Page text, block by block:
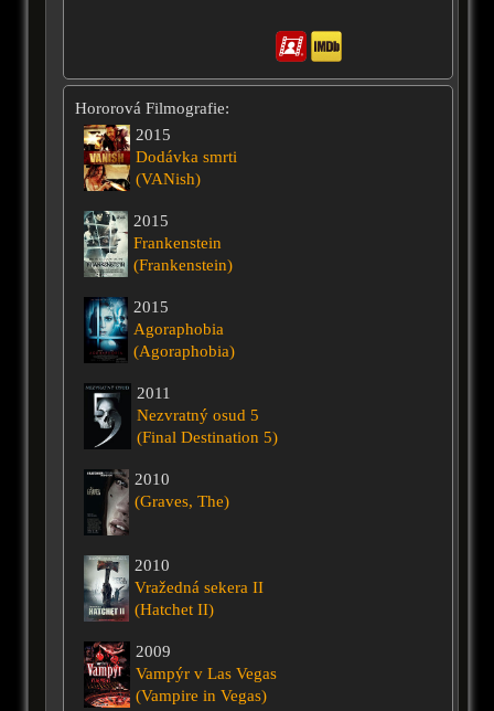
Hororová Filmografie:
2015
Dodávka smrti
(VANish)
2015
Frankenstein
(Frankenstein)
2015
Agoraphobia
(Agoraphobia)
2011
Nezvratný osud 5
(Final Destination 5)
2010
(Graves, The)
2010
Vražedná sekera II
(Hatchet II)
2009
Vampýr v Las Vegas
(Vampire in Vegas)